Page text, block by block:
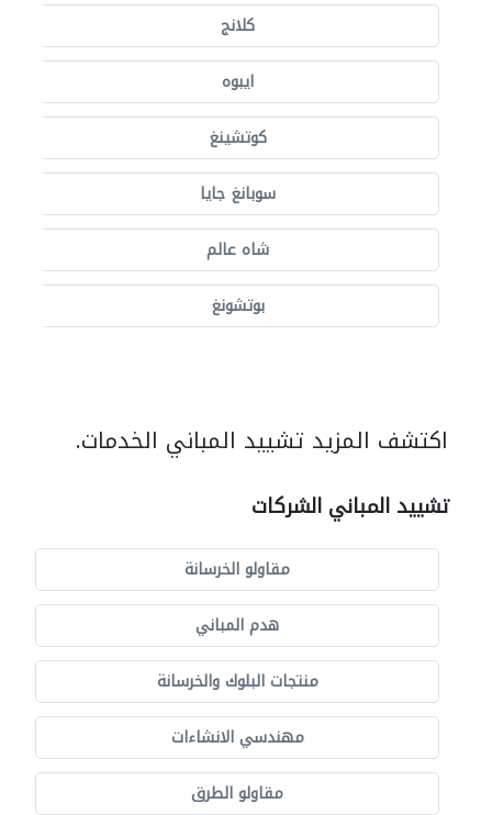
كلانج
ايبوه
كوتشينغ
سوبانغ جايا
شاه عالم
بوتشونغ
اكتشف المزيد تشييد المباني الخدمات.
تشييد المباني الشركات
مقاولو الخرسانة
هدم المباني
منتجات البلوك والخرسانة
مهندسي الانشاءات
مقاولو الطرق